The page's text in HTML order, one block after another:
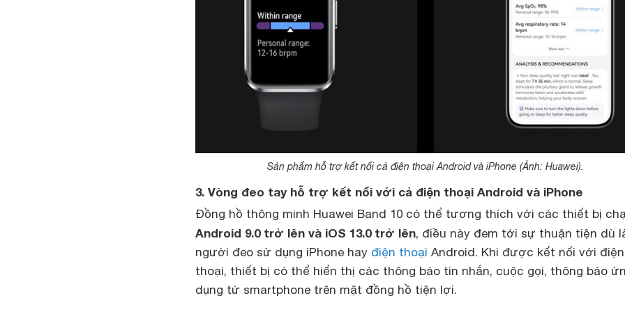
Sản phẩm hỗ trợ kết nối cả điện thoại Android và iPhone (Ảnh: Huawei).
3. Vòng đeo tay hỗ trợ kết nối với cả điện thoại Android và iPhone
Đồng hồ thông minh Huawei Band 10 có thể tương thích với các thiết bị
Android 9.0 trở lên và iOS 13.0 trở lên, điều này đem tới sự thuận tiện dù
người đeo sử dụng iPhone hay điện thoại Android. Khi được kết nối với điện
thoại, thiết bị có thể hiển thị các thông báo tin nhắn, cuộc gọi, thông báo
dụng từ smartphone trên mặt đồng hồ tiện lợi.